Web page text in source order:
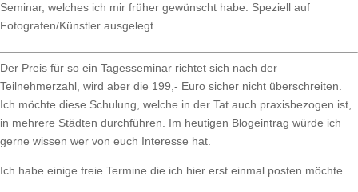
Seminar, welches ich mir früher gewünscht habe. Speziell auf
Fotografen/Künstler ausgelegt.
Der Preis für so ein Tagesseminar richtet sich nach der
Teilnehmerzahl, wird aber die 199,- Euro sicher nicht überschreiten.
Ich möchte diese Schulung, welche in der Tat auch praxisbezogen ist,
in mehrere Städten durchführen. Im heutigen Blogeintrag würde ich
gerne wissen wer von euch Interesse hat.
Ich habe einige freie Termine die ich hier erst einmal posten möchte